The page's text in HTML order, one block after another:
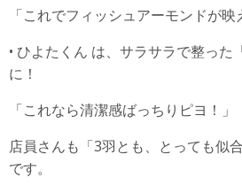
「これでフィッシュアーモンドが映
• ひよたくん は、サラサラで整った
に！
「これなら清潔感ばっちりピヨ！」
店員さんも「3羽とも、とっても似
です。